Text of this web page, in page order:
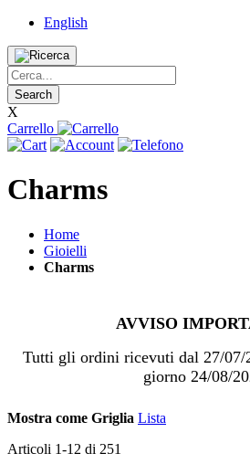
English
Search
X
Carrello
Charms
Home
Gioielli
Charms
AVVISO
Tutti gli ordini ricevuti dal 27/07/
giorno 24/08/
Mostra come Griglia Lista
Articoli 1-12 di 251